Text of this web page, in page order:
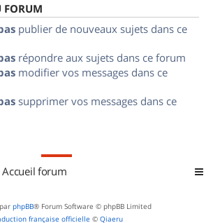
FORUM
publier de nouveaux sujets dans ce
répondre aux sujets dans ce forum
modifier vos messages dans ce
supprimer vos messages dans ce
Accueil forum
phpBB® Forum Software © phpBB Limited
française officielle © Qiaeru